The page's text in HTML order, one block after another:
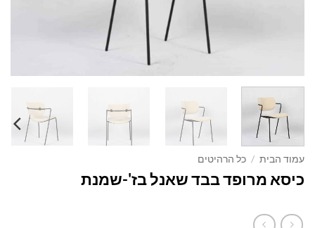
עמוד הבית / כל הרהיטים
כיסא מרופד בבד שאנל בז'-שמנת